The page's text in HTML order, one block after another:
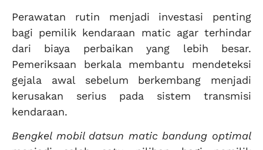
Perawatan rutin menjadi investasi penting
bagi pemilik kendaraan matic agar terhindar
dari biaya perbaikan yang lebih besar.
Pemeriksaan berkala membantu mendeteksi
gejala awal sebelum berkembang menjadi
kerusakan serius pada sistem transmisi
kendaraan.
Bengkel mobil datsun matic bandung optimal